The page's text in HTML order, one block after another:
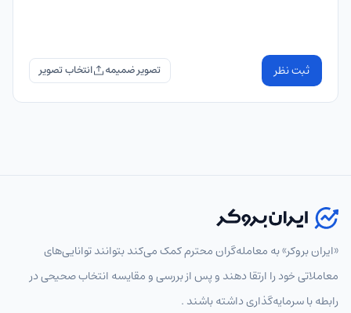
ثبت نظر تصویر ضمیمه
«ایران بروکر» به معامله‌گران محترم کمک می‌کند بتوانند توانایی‌های
معاملاتی خود را ارتقا دهند و پس از بررسی و مقایسه انتخاب‌ صحیحی در
رابطه با سرمایه‌گذاری داشته باشند .